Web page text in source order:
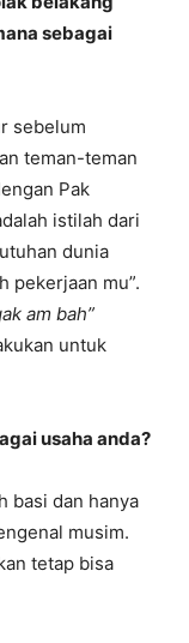
sebagai
sebelum
teman-teman
Pak
istilah dari
dunia
pekerjaan mu”.
am bah”
untuk
usaha anda?
basi dan hanya
musim.
tetap bisa